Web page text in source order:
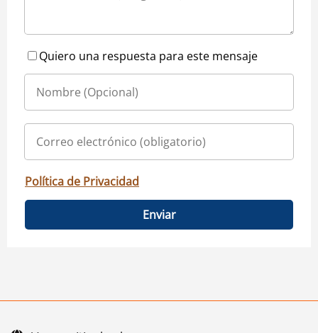
Quiero una respuesta para este mensaje
Política de Privacidad
Enviar